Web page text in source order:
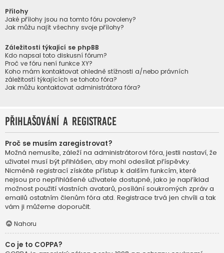
Přílohy
Jaké přílohy jsou na tomto fóru povoleny?
Jak můžu najít všechny svoje přílohy?
Záležitosti týkající se phpBB
Kdo napsal toto diskusní fórum?
Proč ve fóru není funkce XY?
Koho mám kontaktovat ohledně stížnosti a/nebo právních
záležitostí týkajících se tohoto fóra?
Jak můžu kontaktovat administrátora fóra?
Přihlašování a registrace
Proč se musím zaregistrovat?
Možná nemusíte, záleží na administrátorovi fóra, jestli nastaví, že
uživatel musí být přihlášen, aby mohl odesílat příspěvky.
Nicméně registrací získáte přístup k dalším funkcím, které
nejsou pro nepřihlášené uživatele dostupné, jako je například
možnost použití vlastních avatarů, posílání soukromých zpráv a
emailů ostatním členům fóra atd. Registrace trvá jen chvíli a tak
vám ji můžeme doporučit.
Nahoru
Co je to COPPA?